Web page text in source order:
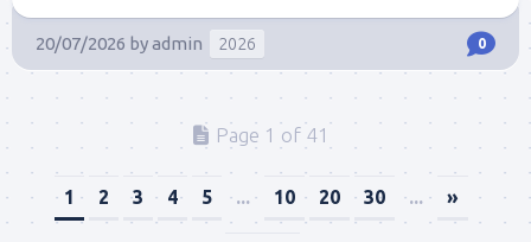
20/07/2026 byadmin 2026 0
Page 1 of 41
1 2 3 4 5 ... 10 20 30 ... »